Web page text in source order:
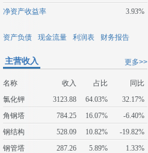
净资产收益率
3.93%
资产负债 现金流量 利润表 财务报告
更多>>
主营收入
名称 收入 占比
同比
氯化钾
3123.88 64.03%
32.17%
角钢塔
784.25 16.07%
-6.40%
钢结构
528.09 10.82%
-19.82%
钢管塔
287.26 5.89%
1.33%